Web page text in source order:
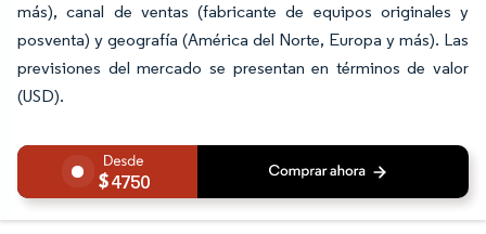
más), canal de ventas (fabricante de equipos originales y
posventa) y geografía (América del Norte, Europa y más). Las
previsiones del mercado se presentan en términos de valor
(USD).
4750